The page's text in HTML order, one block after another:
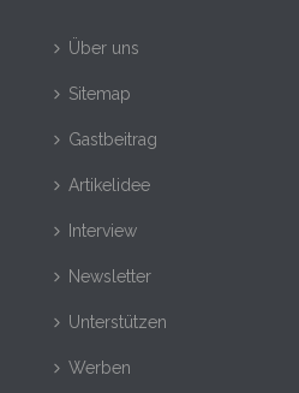
Über uns
Sitemap
Gastbeitrag
Artikelidee
Interview
Newsletter
Unterstützen
Werben